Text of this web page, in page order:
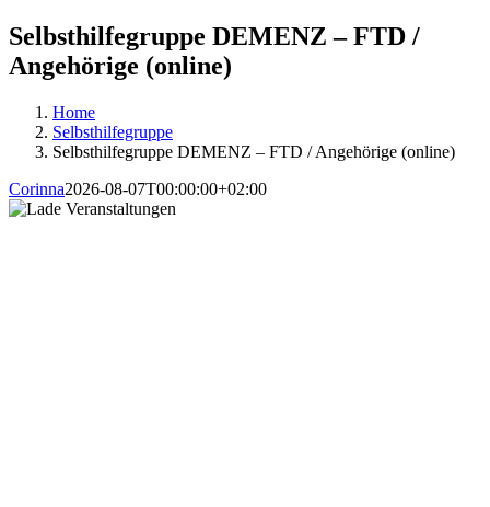
Selbsthilfegruppe DEMENZ – FTD /
Angehörige (online)
Home
Selbsthilfegruppe
Selbsthilfegruppe DEMENZ – FTD / Angehörige (online)
Corinna2026-08-07T00:00:00+02:00